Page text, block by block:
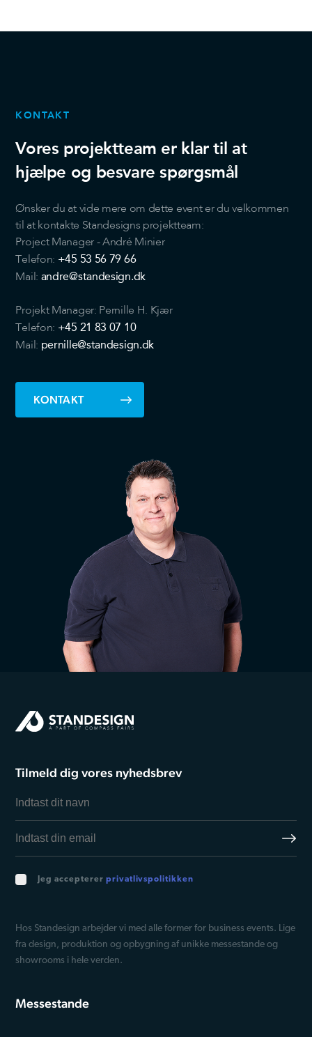
KONTAKT
Vores projektteam er klar til at
hjælpe og besvare spørgsmål
Ønsker du at vide mere om dette event er du velkommen
til at kontakte Standesigns projektteam:
Project Manager - André Minier
Telefon: +45 53 56 79 66
Mail: andre@standesign.dk
Projekt Manager: Pernille H. Kjær
Telefon: +45 21 83 07 10
Mail: pernille@standesign.dk
KONTAKT
Tilmeld dig vores nyhedsbrev
Jeg accepterer privatlivspolitikken
Hos Standesign arbejder vi med alle former for business events. Lige
fra design, produktion og opbygning af unikke messestande og
showrooms i hele verden.
Messestande